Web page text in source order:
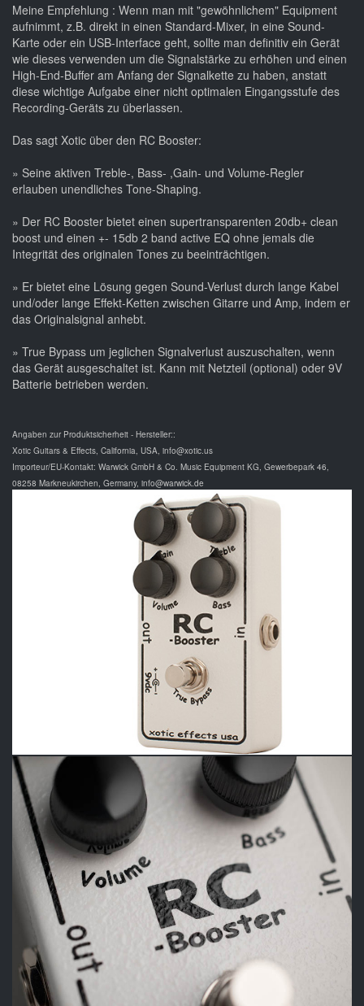
Meine Empfehlung : Wenn man mit "gewöhnlichem" Equipment
aufnimmt, z.B. direkt in einen Standard-Mixer, in eine Sound-
Karte oder ein USB-Interface geht, sollte man definitiv ein Gerät
wie dieses verwenden um die Signalstärke zu erhöhen und einen
High-End-Buffer am Anfang der Signalkette zu haben, anstatt
diese wichtige Aufgabe einer nicht optimalen Eingangsstufe des
Recording-Geräts zu überlassen.
Das sagt Xotic über den RC Booster:
» Seine aktiven Treble-, Bass- ,Gain- und Volume-Regler
erlauben unendliches Tone-Shaping.
» Der RC Booster bietet einen supertransparenten 20db+ clean
boost und einen +- 15db 2 band active EQ ohne jemals die
Integrität des originalen Tones zu beeinträchtigen.
» Er bietet eine Lösung gegen Sound-Verlust durch lange Kabel
und/oder lange Effekt-Ketten zwischen Gitarre und Amp, indem er
das Originalsignal anhebt.
» True Bypass um jeglichen Signalverlust auszuschalten, wenn
das Gerät ausgeschaltet ist. Kann mit Netzteil (optional) oder 9V
Batterie betrieben werden.
Angaben zur Produktsicherheit - Hersteller::
Xotic Guitars & Effects, California, USA, info@xotic.us
Importeur/EU-Kontakt: Warwick GmbH & Co. Music Equipment KG, Gewerbepark 46,
08258 Markneukirchen, Germany, info@warwick.de